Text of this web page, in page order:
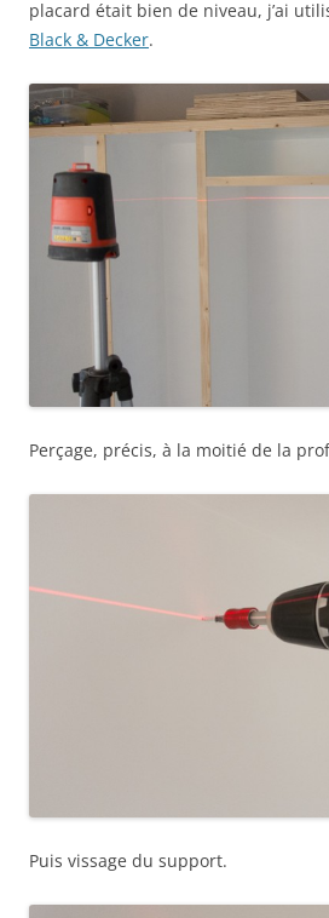
placard était bien de niveau, j’ai
Black & Decker.
Perçage, précis, à la moitié de la
Puis vissage du support.